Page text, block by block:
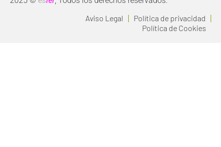
Aviso Legal
Política de privacidad
Política de Cookies